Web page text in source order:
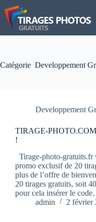
Passer
au
contenu
Catégorie Developpement
Developpement
TIRAGE-PHOTO.COM
!
Tirage-photo-gratuits.fr
promo exclusif de 20
plus de l’offre de
20 tirages gratuits, soit
pour cela insérer le
admin
2 février